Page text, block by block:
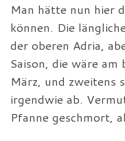
Man hätte nun hier
können. Die
der oberen Adria,
Saison, die wäre am
März, und zweitens
irgendwie ab.
Pfanne geschmort,